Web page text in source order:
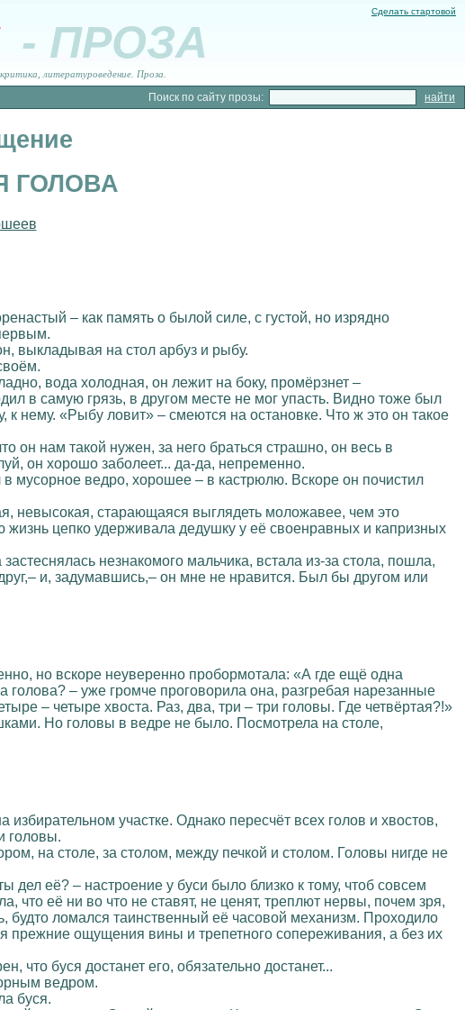
Сделать стартовой
- ПРОЗА
литературоведение. Проза.
Поиск по сайту прозы:
ГОЛОВА
– как память о былой силе, с густой, но изрядно
выкладывая на стол арбуз и рыбу.
вода холодная, он лежит на боку, промёрзнет –
в самую грязь, в другом месте не мог упасть. Видно тоже был
нему. «Рыбу ловит» – смеются на остановке. Что ж это он такое
он нам такой нужен, за него браться страшно, он весь в
он хорошо заболеет... да-да, непременно.
мусорное ведро, хорошее – в кастрюлю. Вскоре он почистил
невысокая, старающаяся выглядеть моложавее, чем это
цепко удерживала дедушку у её своенравных и капризных
незнакомого мальчика, встала из-за стола, пошла,
и, задумавшись,– он мне не нравится. Был бы другом или
но вскоре неуверенно пробормотала: «А где ещё одна
голова? – уже громче проговорила она, разгребая нарезанные
– четыре хвоста. Раз, два, три – три головы. Где четвёртая?!»
Но головы в ведре не было. Посмотрела на столе,
участке. Однако пересчёт всех голов и хвостов,
головы.
на столе, за столом, между печкой и столом. Головы нигде не
дел её? – настроение у буси было близко к тому, чтоб совсем
что её ни во что не ставят, не ценят, треплют нервы, почем зря,
ломался таинственный её часовой механизм. Проходило
ощущения вины и трепетного сопереживания, а без их
что буся достанет его, обязательно достанет...
ведром.
буся.